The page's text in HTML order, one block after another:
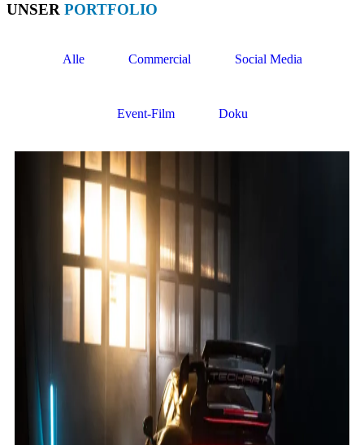
UNSER PORTFOLIO
Alle Commercial Social Media
Event-Film Doku